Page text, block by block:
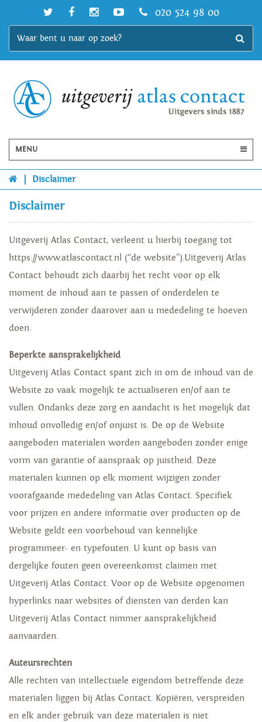
020 524 98 00
MENU
Disclaimer
Disclaimer
Uitgeverij Atlas Contact, verleent u hierbij toegang tot
https://www.atlascontact.nl (“de website”).Uitgeverij Atlas
Contact behoudt zich daarbij het recht voor op elk
moment de inhoud aan te passen of onderdelen te
verwijderen zonder daarover aan u mededeling te hoeven
doen.
Beperkte aansprakelijkheid
Uitgeverij Atlas Contact spant zich in om de inhoud van de
Website zo vaak mogelijk te actualiseren en/of aan te
vullen. Ondanks deze zorg en aandacht is het mogelijk dat
inhoud onvolledig en/of onjuist is. De op de Website
aangeboden materialen worden aangeboden zonder enige
vorm van garantie of aanspraak op juistheid. Deze
materialen kunnen op elk moment wijzigen zonder
voorafgaande mededeling van Atlas Contact. Specifiek
voor prijzen en andere informatie over producten op de
Website geldt een voorbehoud van kennelijke
programmeer- en typefouten. U kunt op basis van
dergelijke fouten geen overeenkomst claimen met
Uitgeverij Atlas Contact. Voor op de Website opgenomen
hyperlinks naar websites of diensten van derden kan
Uitgeverij Atlas Contact nimmer aansprakelijkheid
aanvaarden.
Auteursrechten
Alle rechten van intellectuele eigendom betreffende deze
materialen liggen bij Atlas Contact. Kopiëren, verspreiden
en elk ander gebruik van deze materialen is niet